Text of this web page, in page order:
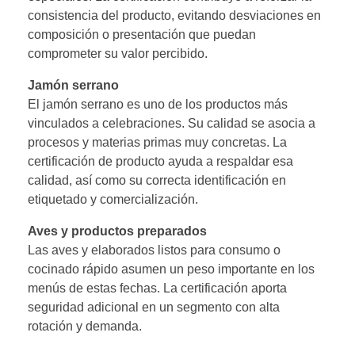
consistencia del producto, evitando desviaciones en
composición o presentación que puedan
comprometer su valor percibido.
Jamón serrano
El jamón serrano es uno de los productos más
vinculados a celebraciones. Su calidad se asocia a
procesos y materias primas muy concretas. La
certificación de producto ayuda a respaldar esa
calidad, así como su correcta identificación en
etiquetado y comercialización.
Aves y productos preparados
Las aves y elaborados listos para consumo o
cocinado rápido asumen un peso importante en los
menús de estas fechas. La certificación aporta
seguridad adicional en un segmento con alta
rotación y demanda.